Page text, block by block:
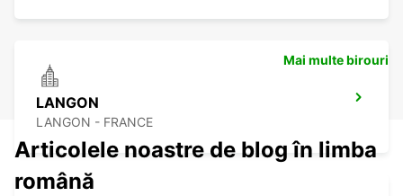
LANGON
LANGON - FRANCE
Mai multe birouri
Articolele noastre de blog în limba
română